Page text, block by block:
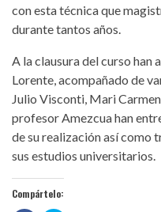
con esta técnica que
durante tantos años.
A la clausura del curso han
Lorente, acompañado de
Julio Visconti, Mari
profesor Amezcua han
de su realización así como
sus estudios universitarios.
Compártelo: